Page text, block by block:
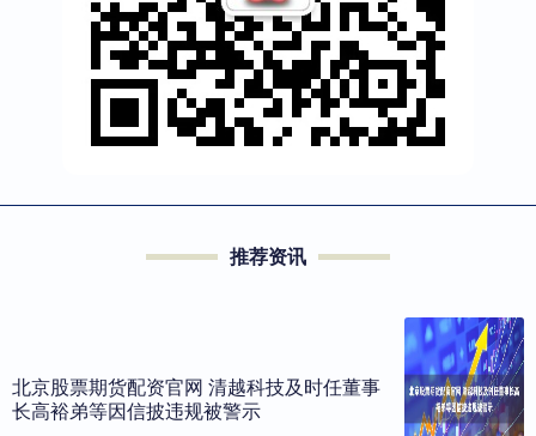
推荐资讯
北京股票期货配资官网 清越科技及时任董事
长高裕弟等因信披违规被警示